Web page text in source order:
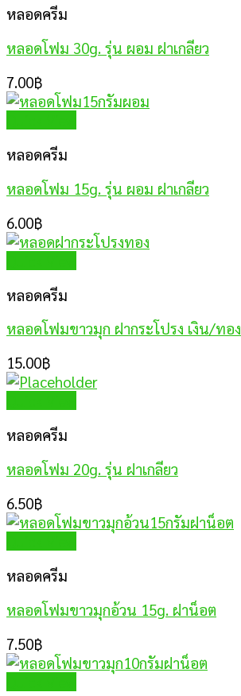
หลอดครีม
หลอดโฟม 30g. รุ่น ผอม ฝาเกลียว
7.00฿
หลอดครีม
หลอดโฟม 15g. รุ่น ผอม ฝาเกลียว
6.00฿
หลอดครีม
หลอดโฟมขาวมุก ฝากระโปรง เงิน/ทอง
15.00฿
หลอดครีม
หลอดโฟม 20g. รุ่น ฝาเกลียว
6.50฿
หลอดครีม
หลอดโฟมขาวมุกอ้วน 15g. ฝาน็อต
7.50฿